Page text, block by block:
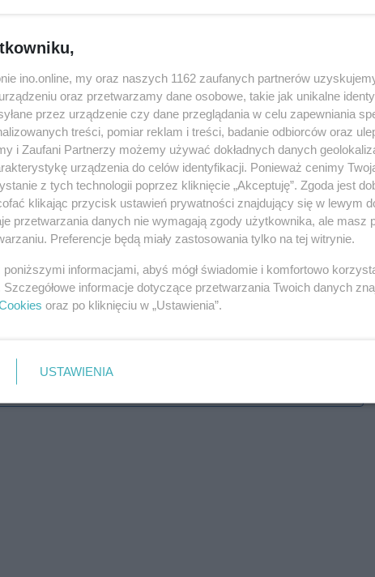
nas w Google News
ino.online, my oraz naszych 1162 zaufanych partnerów
oraz przetwarzamy dane osobowe, takie jak unikalne
przez urządzenie czy dane przeglądania w celu zapewniania
treści, pomiar reklam i treści, badanie odbiorców oraz
i Zaufani Partnerzy możemy używać dokładnych danych
urządzenia do celów identyfikacji. Ponieważ cenimy
z tych technologii poprzez kliknięcie „Akceptuję”. Zgoda jest
klikając przycisk ustawień prywatności znajdujący się w lewym
przetwarzania danych nie wymagają zgody użytkownika, ale masz
Preferencje będą miały zastosowania tylko na tej witrynie.
poniższymi informacjami, abyś mógł świadomie i komfortowo
Szczegółowe informacje dotyczące przetwarzania Twoich danych
oraz po kliknięciu w „Ustawienia”.
USTAWIENIA